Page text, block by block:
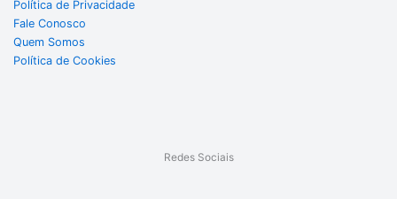
Política de Privacidade
Fale Conosco
Quem Somos
Política de Cookies
Redes Sociais